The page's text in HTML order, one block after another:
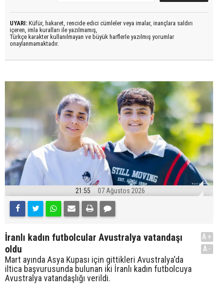
UYARI: Küfür, hakaret, rencide edici cümleler veya imalar, inançlara saldırı
içeren, imla kuralları ile yazılmamış,
Türkçe karakter kullanılmayan ve büyük harflerle yazılmış yorumlar
onaylanmamaktadır.
21:55 07 Ağustos 2026
İranlı kadın futbolcular Avustralya vatandaşı
oldu
Mart ayında Asya Kupası için gittikleri Avustralya'da
iltica başvurusunda bulunan iki İranlı kadın futbolcuya
Avustralya vatandaşlığı verildi.
A+
A-